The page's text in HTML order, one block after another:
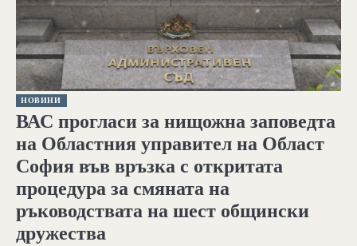
НОВИНИ
ВАС прогласи за нищожна заповедта
на Областния управител на Област
София във връзка с откритата
процедура за смяната на
ръководствата на шест общински
дружества